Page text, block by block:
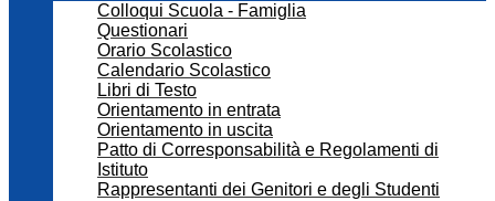
Colloqui Scuola - Famiglia
Questionari
Orario Scolastico
Calendario Scolastico
Libri di Testo
Orientamento in entrata
Orientamento in uscita
Patto di Corresponsabilità e Regolamenti di
Istituto
Rappresentanti dei Genitori e degli Studenti